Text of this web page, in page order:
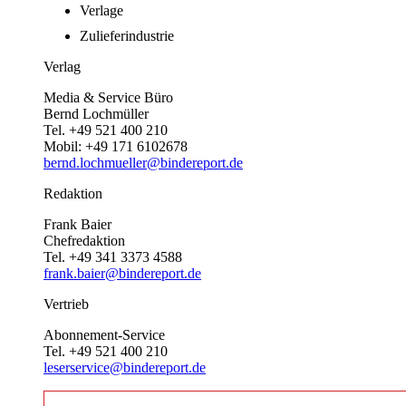
Verlage
Zulieferindustrie
Verlag
Media & Service Büro
Bernd Lochmüller
Tel. +49 521 400 210
Mobil: +49 171 6102678
bernd.lochmueller@bindereport.de
Redaktion
Frank Baier
Chefredaktion
Tel. +49 341 3373 4588
frank.baier@bindereport.de
Vertrieb
Abonnement-Service
Tel. +49 521 400 210
leserservice@bindereport.de